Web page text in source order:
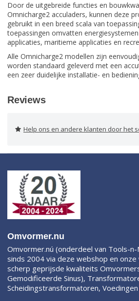
Door de uitgebreide functies en
Omnicharge2 acculaders, kunnen deze
gebruikt in een breed scala van
toepassingen omvatten
applicaties, maritieme applicaties en
Alle Omnicharge2 modellen zijn
worden standaard geleverd met een
een zeer duidelijke installatie- en
Reviews
Help ons en andere klanten door het
Omvormer.nu
Omvormer.nú (onderdeel van Tools-n-
sinds 2004 via deze webshop en onze
scherp geprijsde kwaliteits
Gemodificeerde Sinus),
Scheidingstransformatoren,